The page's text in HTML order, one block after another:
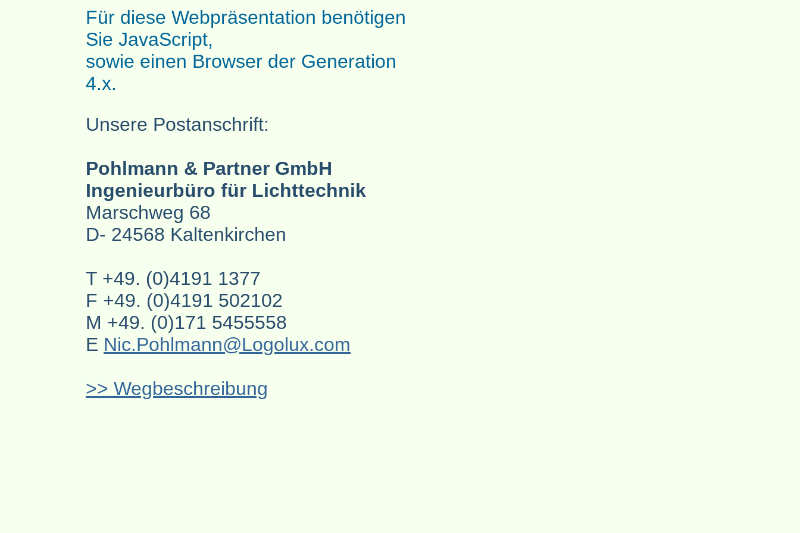
Für diese Webpräsentation benötigen
Sie JavaScript,
sowie einen Browser der Generation
4.x.
Unsere Postanschrift:
Pohlmann & Partner GmbH
Ingenieurbüro für Lichttechnik
Marschweg 68
D- 24568 Kaltenkirchen
T +49. (0)4191 1377
F +49. (0)4191 502102
M +49. (0)171 5455558
E Nic.Pohlmann@Logolux.com
>> Wegbeschreibung